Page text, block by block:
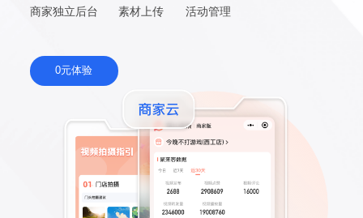
商家独立后台 素材上传 活动管理
0元体验